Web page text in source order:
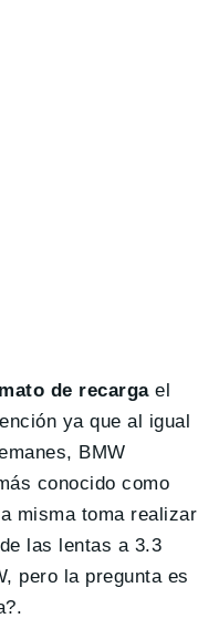
de recargael
ya que al igual
BMW
conocido como
misma toma realizar
las lentas a 3.3
pero la pregunta es